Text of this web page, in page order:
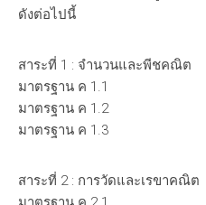
ดังต่อไปนี้
สาระที่ 1 : จำนวนและพีชคณิต
มาตรฐาน ค 1.1
มาตรฐาน ค 1.2
มาตรฐาน ค 1.3
สาระที่ 2 : การวัดและเรขาคณิต